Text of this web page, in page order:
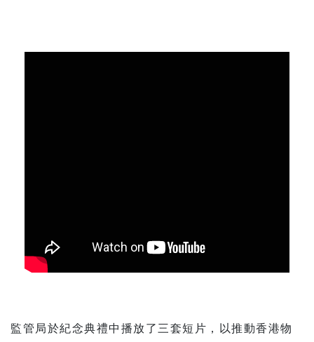
監管局於紀念典禮中播放了三套短片，以推動香港物